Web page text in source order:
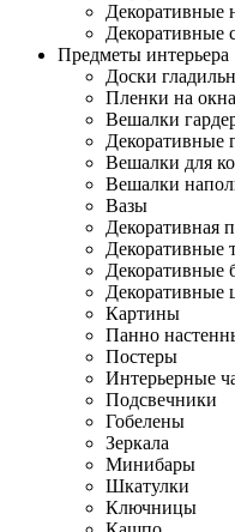
Декоративные
Декоративные
Предметы интерьера
Доски
Пленки на окна
Вешалки
Декоративные
Вешалки для
Вешалки
Вазы
Декоративная
Декоративные
Декоративные
Декоративные
Картины
Панно
Постеры
Интерьерные
Подсвечники
Гобелены
Зеркала
Минибары
Шкатулки
Ключницы